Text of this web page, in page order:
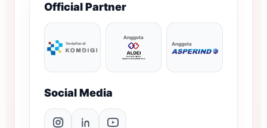
Official Partner
Anggota
Anggota
Social Media